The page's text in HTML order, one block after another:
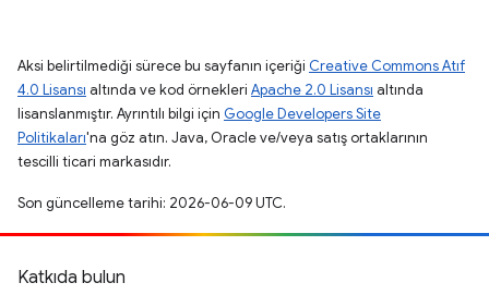
Aksi belirtilmediği sürece bu sayfanın içeriği Creative Commons Atıf
4.0 Lisansı altında ve kod örnekleri Apache 2.0 Lisansı altında
lisanslanmıştır. Ayrıntılı bilgi için Google Developers Site
Politikaları'na göz atın. Java, Oracle ve/veya satış ortaklarının
tescilli ticari markasıdır.
Son güncelleme tarihi: 2026-06-09 UTC.
Katkıda bulun